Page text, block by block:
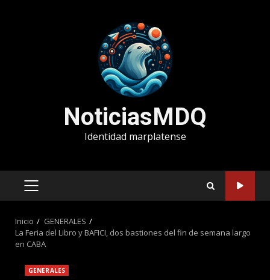
NoticiasMDQ
Identidad marplatense
MENÚ
Inicio
GENERALES
La Feria del Libro y BAFICI, dos bastiones del fin de semana largo
en CABA
GENERALES